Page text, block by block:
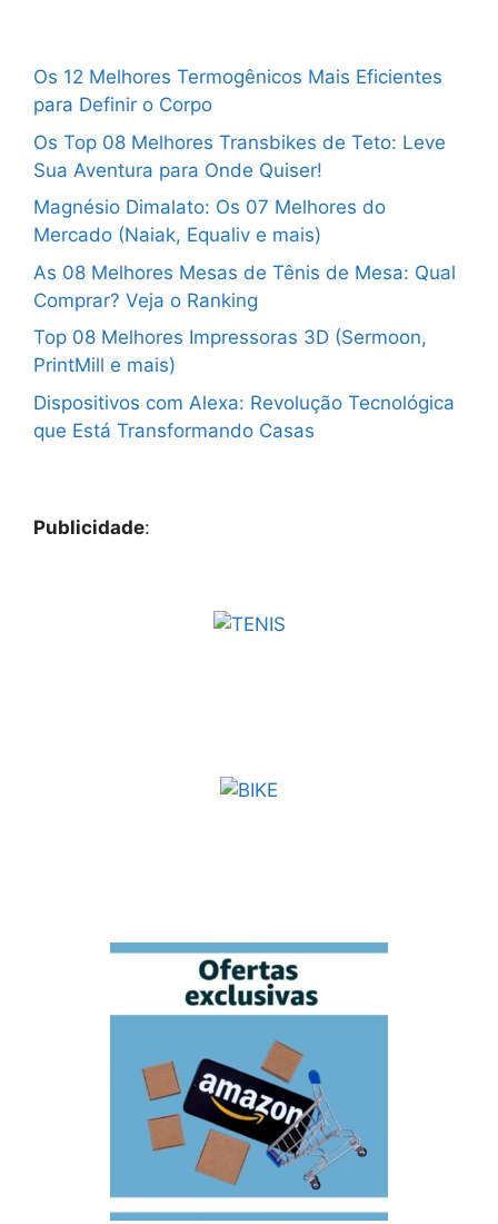
Os 12 Melhores Termogênicos Mais Eficientes
para Definir o Corpo
Os Top 08 Melhores Transbikes de Teto: Leve
Sua Aventura para Onde Quiser!
Magnésio Dimalato: Os 07 Melhores do
Mercado (Naiak, Equaliv e mais)
As 08 Melhores Mesas de Tênis de Mesa: Qual
Comprar? Veja o Ranking
Top 08 Melhores Impressoras 3D (Sermoon,
PrintMill e mais)
Dispositivos com Alexa: Revolução Tecnológica
que Está Transformando Casas
Publicidade: